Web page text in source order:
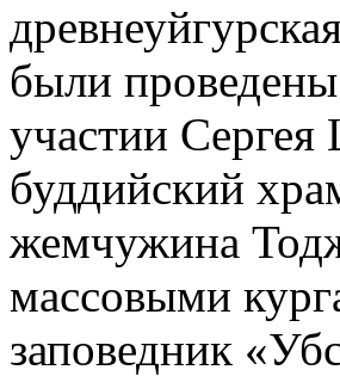
были
участии
буддийский
жемчужина
массовыми
заповедник